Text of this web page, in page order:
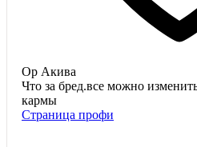
Ор Акива
Что за бред.все можно
кармы
Страница профи